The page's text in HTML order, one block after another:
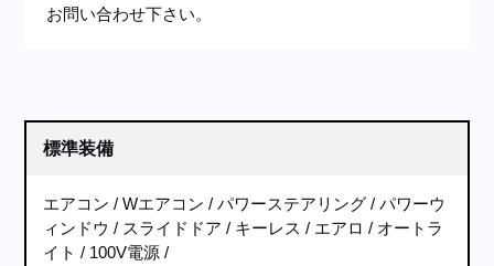
お問い合わせ下さい。
標準装備
エアコン Wエアコン パワーステアリング
パワーウ
ィンドウ
スライドドア キーレス エアロ
オートラ
イト
100V電源